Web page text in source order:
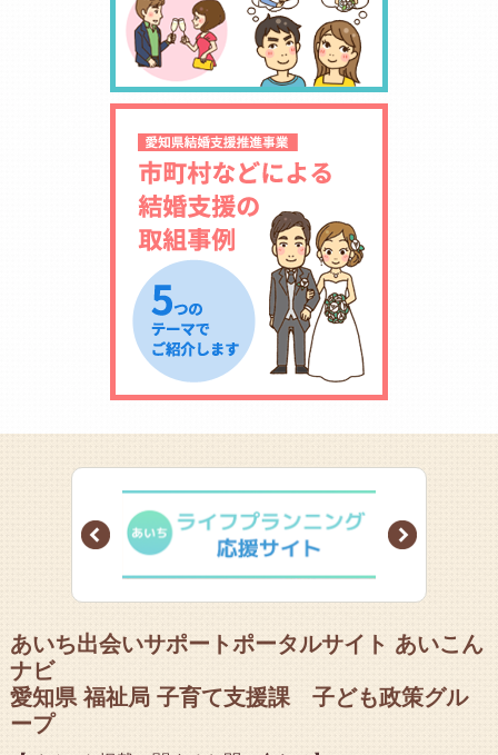
Prev Next
あいち出会いサポートポータルサイト あいこん
ナビ
愛知県 福祉局 子育て支援課 子ども政策グル
ープ